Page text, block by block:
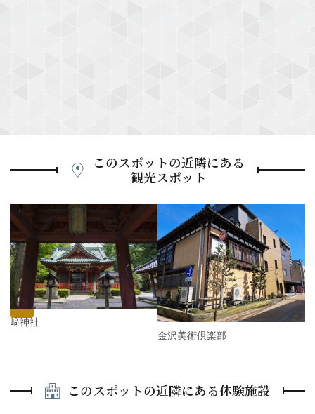
このスポットの近隣にある
観光スポット
P
r
e
v
i
o
u
s
尾﨑神社
金沢美術倶楽部
e
x
t
このスポットの近隣にある体験施設